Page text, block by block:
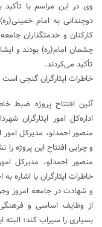
وی در این مراسم با تأکید
دوچندانی به امام
کارکنان و خدمتگذاران جامعه
چشمان امام(ره) بودند و
تأکید می‌کردند.
خاطرات ایثارگران گنجی
اداره‌کل امور ایثارگران
منصور احمدلو، مدیرکل
و چرایی افتتاح این پروژه را
منصور احمدلو، مدیرکل
خاطرات ایثارگران با اشاره
و شهادت در جامعه امروز
از وظایف اساسی و
بسیاری را سیراب کند؛